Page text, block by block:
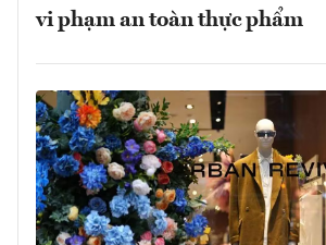
vi phạm an toàn thực phẩm